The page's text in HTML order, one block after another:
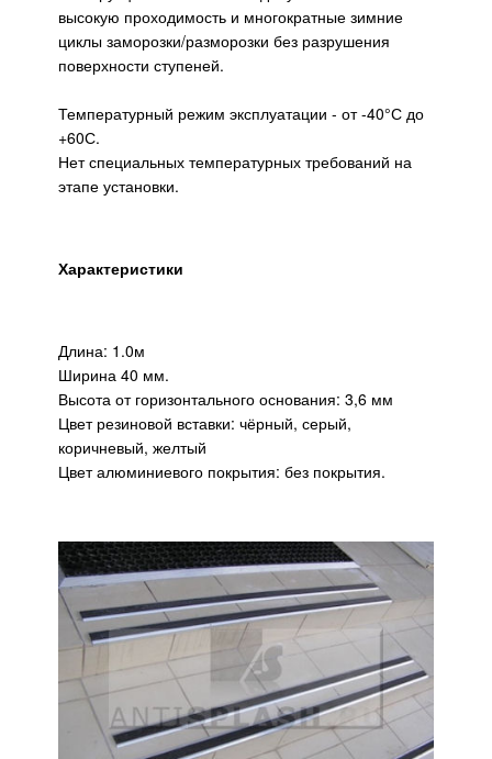
высокую проходимость и многократные зимние
циклы заморозки/разморозки без разрушения
поверхности ступеней.
Температурный режим эксплуатации - от -40°С до
+60С.
Нет специальных температурных требований на
этапе установки.
Характеристики
Длина: 1.0м
Ширина 40 мм.
Высота от горизонтального основания: 3,6 мм
Цвет резиновой вставки: чёрный, серый,
коричневый, желтый
Цвет алюминиевого покрытия: без покрытия.